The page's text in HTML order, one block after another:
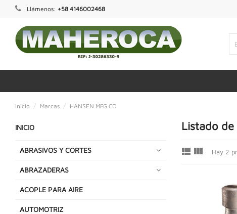
Llámenos: +58 4146002468
Inicio Marcas HANSEN MFG CO
INICIO
ABRASIVOS Y CORTES
ABRAZADERAS
ACOPLE PARA AIRE
AUTOMOTRIZ
Listado de
  Hay 2